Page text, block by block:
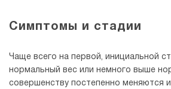
Симптомы и стадии
Чаще всего на первой, инициальной
нормальный вес или немного выше
совершенству постепенно меняются